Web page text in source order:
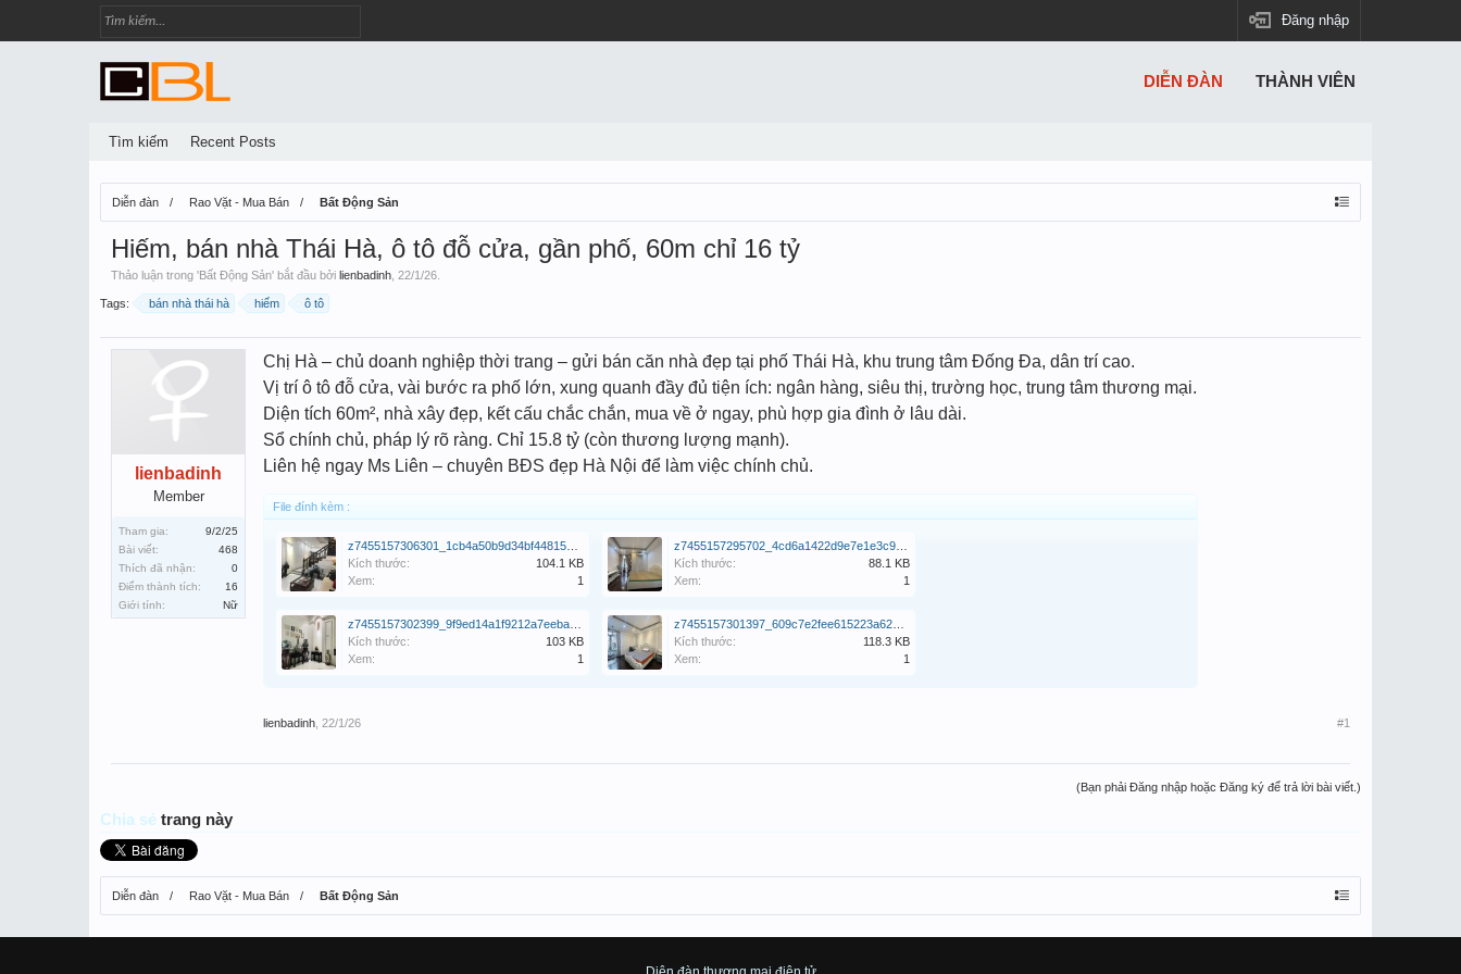
Đăng nhập
Diễn đàn Rao Vặt - Mua Bán Bất Động Sản
Hiếm, bán nhà Thái Hà, ô tô đỗ cửa, gần phố, 60m chỉ 16 tỷ
Thảo luận trong 'Bất Động Sản' bắt đầu bởi lienbadinh 22/1/26
Tags: bán nhà thái hà hiếm ô tô
lienbadinh
Member
Tham gia:
9/2/25
Bài viết:
468
Thích đã nhận:
0
Điểm thành tích:
16
Giới tính:
Nữ
Chị Hà – chủ doanh nghiệp thời trang – gửi bán căn nhà đẹp tại phố Thái Hà, khu trung tâm Đống Đa, dân trí cao.
Vị trí ô tô đỗ cửa, vài bước ra phố lớn, xung quanh đầy đủ tiện ích: ngân hàng, siêu thị, trường học, trung tâm thương mại.
Diện tích 60m², nhà xây đẹp, kết cấu chắc chắn, mua về ở ngay, phù hợp gia đình ở lâu dài.
Sổ chính chủ, pháp lý rõ ràng. Chỉ 15.8 tỷ (còn thương lượng mạnh).
Liên hệ ngay Ms Liên – chuyên BĐS đẹp Hà Nội để làm việc chính chủ.
File đính kèm :
Kích thước:
104.1 KB
Xem:
1
Kích thước:
88.1 KB
Xem:
1
Kích thước:
103 KB
Xem:
1
Kích thước:
118.3 KB
Xem:
1
lienbadinh 22/1/26 #1
(Bạn phải Đăng nhập hoặc Đăng ký để trả lời bài viết.)
Chia sẻ trang này
Diễn đàn Rao Vặt - Mua Bán Bất Động Sản
DIỄN ĐÀN
Tìm kiếm Recent Posts
THÀNH VIÊN